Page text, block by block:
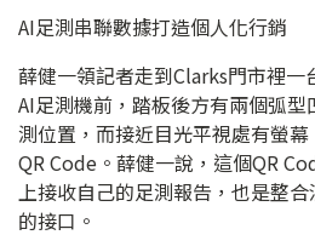
AI足測串聯數據打造個人化行銷
薛健一領記者走到Clarks門市裡一
AI足測機前，踏板後方有兩個弧
測位置，而接近目光平視處有螢
QR Code。薛健一說，這個QR
上接收自己的足測報告，也是整
的接口。